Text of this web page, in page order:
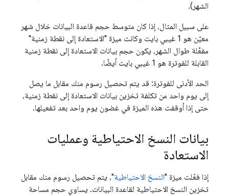
الشهر).
على سبيل المثال، إذا كان متوسط حجم قاعدة البيانات خلال شهر
معيّن هو 1 غيبي بايت وكانت ميزة "الاستعادة إلى نقطة زمنية"
مفعَّلة طوال الشهر، يكون حجم بيانات الاستعادة إلى نقطة زمنية
القابلة للفوترة هو 1 غيبي بايت أيضًا.
الحد الأدنى للفوترة: قد يتم تحصيل رسوم منك مقابل ما يصل
إلى يوم واحد من تكلفة تخزين بيانات الاستعادة إلى نقطة زمنية،
حتى إذا أوقفت هذه الميزة في غضون يوم واحد بعد تفعيلها.
بيانات النسخ الاحتياطية وعمليات
الاستعادة
إذا فعّلت ميزة "النسخ الاحتياطية"، يتم تحصيل رسوم منك مقابل
تخزين النسخ الاحتياطية لقاعدة البيانات. يساوي حجم مساحة